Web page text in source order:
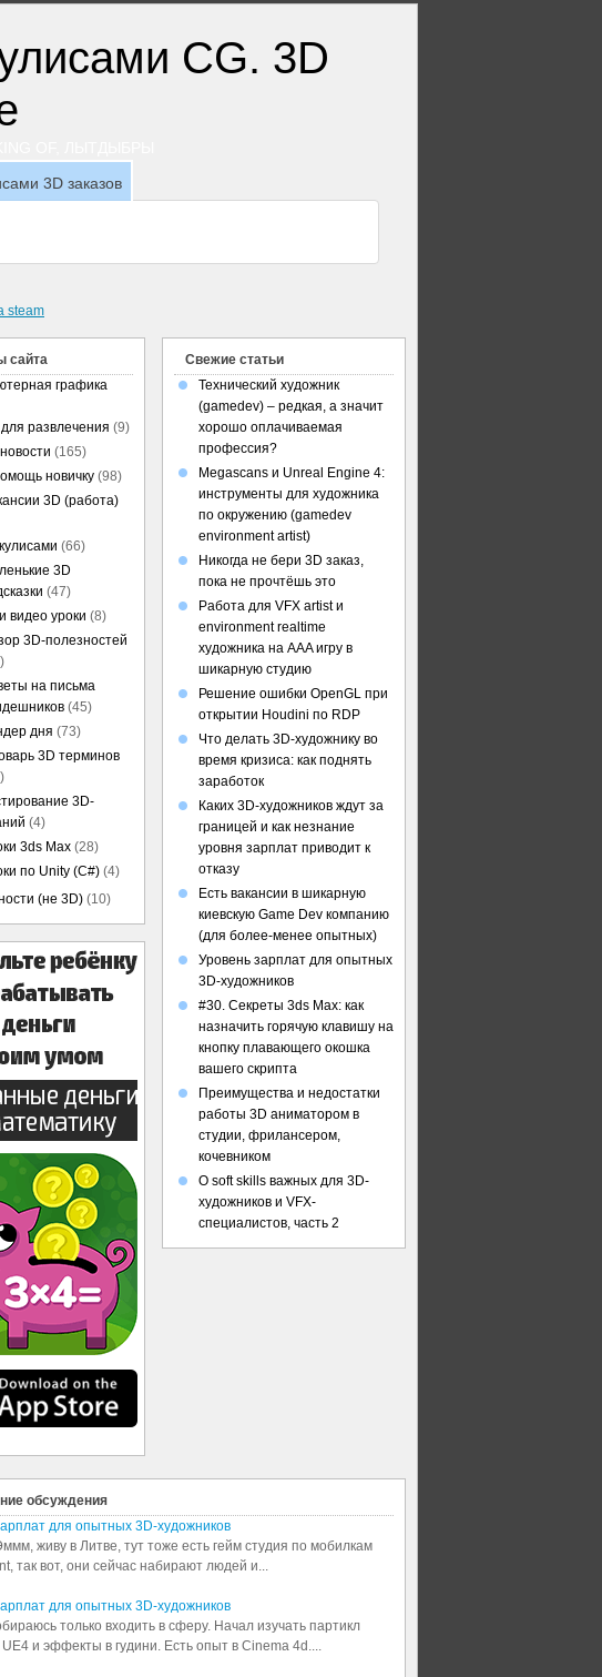
3D заказов
Свежие статьи
Технический художник
(gamedev) – редкая, а значит
хорошо оплачиваемая
профессия?
Megascans и Unreal Engine 4:
инструменты для художника
по окружению (gamedev
environment artist)
Никогда не бери 3D заказ,
пока не прочтёшь это
Работа для VFX artist и
environment realtime
художника на AAA игру в
шикарную студию
Решение ошибки OpenGL при
открытии Houdini по RDP
Что делать 3D-художнику во
время кризиса: как поднять
заработок
Каких 3D-художников ждут за
границей и как незнание
уровня зарплат приводит к
отказу
Есть вакансии в шикарную
киевскую Game Dev компанию
(для более-менее опытных)
Уровень зарплат для опытных
3D-художников
#30. Секреты 3ds Max: как
назначить горячую клавишу на
кнопку плавающего окошка
вашего скрипта
Преимущества и недостатки
работы 3D аниматором в
студии, фрилансером,
кочевником
О soft skills важных для 3D-
художников и VFX-
специалистов, часть 2
сайта
графика
развлечения (9)
(165)
новичку (98)
3D (работа)
(66)
3D
(47)
видео уроки (8)
3D-полезностей
на письма
(45)
дня (73)
3D терминов
3D-
(4)
3ds Max (28)
по Unity (C#) (4)
(не 3D) (10)
обсуждения
для опытных 3D-художников
живу в Литве, тут тоже есть гейм студия по мобилкам
так вот, они сейчас набирают людей и...
для опытных 3D-художников
только входить в сферу. Начал изучать партикл
UE4 и эффекты в гудини. Есть опыт в Cinema 4d....